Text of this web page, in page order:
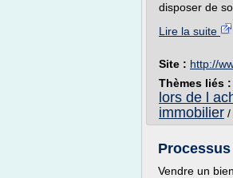
disposer de
Lire la suite
Site : http://
Thèmes liés :
lors de l
immobilier /
Vendre un